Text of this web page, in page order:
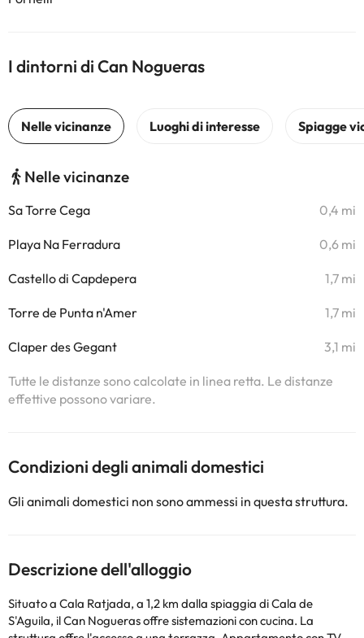
I dintorni di Can Nogueras
Nelle vicinanze
Sa Torre Cega 0,4 mi
Playa Na Ferradura 0,6 mi
Castello di Capdepera 1,7 mi
Torre de Punta n'Amer 1,7 mi
Claper des Gegant 3,1 mi
Tutte le distanze sono calcolate in linea retta. Le distanze
effettive possono variare.
Condizioni degli animali domestici
Gli animali domestici non sono ammessi in questa struttura.
Descrizione dell'alloggio
Situato a Cala Ratjada, a 1,2 km dalla spiaggia di Cala de
S'Aguila, il Can Nogueras offre sistemazioni con cucina. La